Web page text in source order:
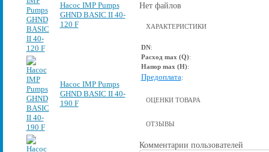
Насос IMP Pumps
GHND BASIC II 40-
120 F
Насос IMP Pumps
GHND BASIC II 40-
190 F
Нет файлов
ХАРАКТЕРИСТИКИ
DN:
Расход max (Q):
Напор max (Н):
Предоплата:
ОЦЕНКИ ТОВАРА
ОТЗЫВЫ
Комментарии пользователей